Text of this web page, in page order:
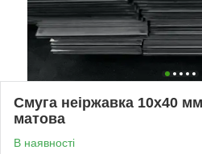
Смуга неіржавка 10х40
матова
В наявності